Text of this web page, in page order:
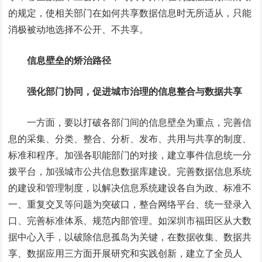
的规定，使相关部门在如何共享数据信息时无所适从，只能
消极被动地选择不公开、不共享。
信息壁垒的矫治路径
强化部门协同，促进城市治理的信息整合与数据共享
一方面，要以打破各部门间的信息壁垒为重点，完善信
息的采集、分类、整合、分析、发布、共用与共享的制度、
标准和程序。加强各职能部门的对接，建立事件信息统一分
拨平台，加强城市公共信息数据库建设。完善数据信息系统
的建设和管理制度，以解决信息系统建设各自为政、标准不
一、重复交叉等问题为突破口，整合网络平台、统一登录入
口、完善标准体系、规范内部管理。如深圳市福田区从大数
据中心入手，以破除信息孤岛为关键，在数据收集、数据共
享、数据应用三方面开展研究和实践创新，建立了全员人